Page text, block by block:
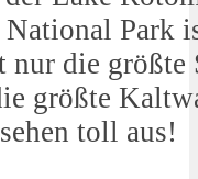
Park
die größte
größte
toll aus!